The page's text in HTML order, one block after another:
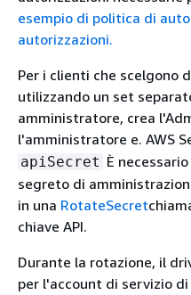
esempio di politica di
autorizzazioni.
Per i clienti che scelgono
utilizzando un set
amministratore, crea
l'amministratore e. AWS
apiSecret È
segreto di
in una RotateSecret
chiave API.
Durante la rotazione, il
per l'account di servizio